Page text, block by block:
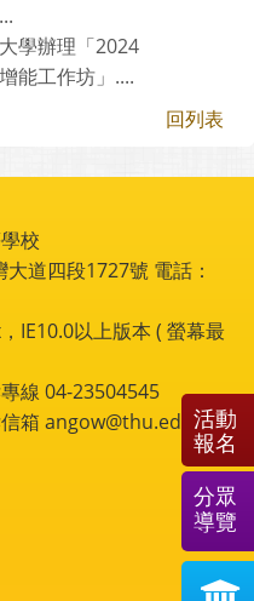
學辦理「2024
能工作坊」....
回列表
校
道四段1727號 電話：
IE10.0以上版本 ( 螢幕最
線 04-23504545
箱 angow@thu.edu.tw
活動
報名
分眾
導覽